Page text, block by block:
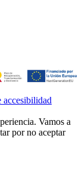
accesibilidad
Vamos a
por no aceptar